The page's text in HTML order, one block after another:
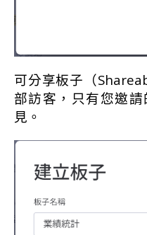
可分享板子（
部訪客，只有您邀
見。